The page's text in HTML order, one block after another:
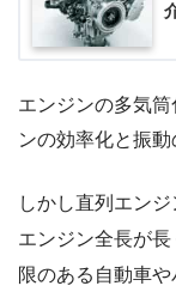
エンジンの多気
ンの効率化と振
しかし直列エン
エンジン全長が
限のある自動車